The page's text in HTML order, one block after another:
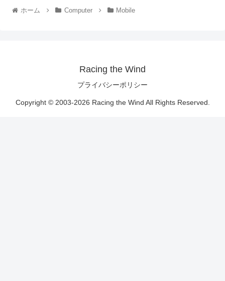
ホーム Computer Mobile
Racing the Wind
プライバシーポリシー
Copyright © 2003-2026 Racing the Wind All Rights Reserved.